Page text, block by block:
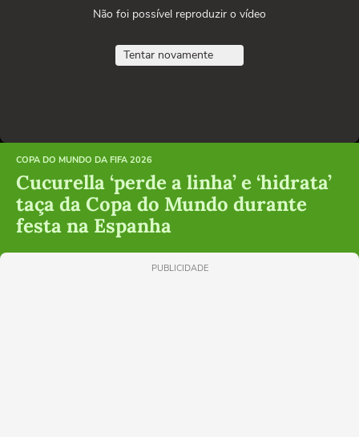
Não foi possível reproduzir o vídeo
Tentar novamente
COPA DO MUNDO DA FIFA 2026
Cucurella ‘perde a linha’ e ‘hidrata’
taça da Copa do Mundo durante
festa na Espanha
PUBLICIDADE